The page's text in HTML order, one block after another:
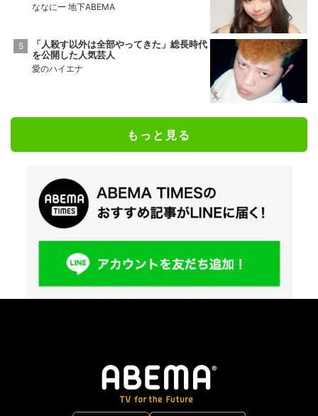
ななにー 地下ABEMA
「人殺す以外は全部やってきた」総長時代
を公開した人気芸人
愛のハイエナ
もっと見る